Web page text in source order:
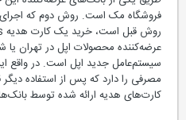
فروشگاه مک است. روش دوم که اجرای
عرضه‌کننده محصولات اپل در تهران یا
سیستم‌عامل جدید اپل است. در واقع این
مصرفی را دارد که پس از استفاده دیگر
کارت‌های هدیه ارائه شده توسط